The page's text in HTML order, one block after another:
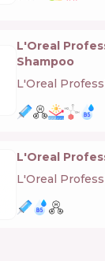
L'Oreal
Shampoo
L'Oreal
L'Oreal
L'Oreal